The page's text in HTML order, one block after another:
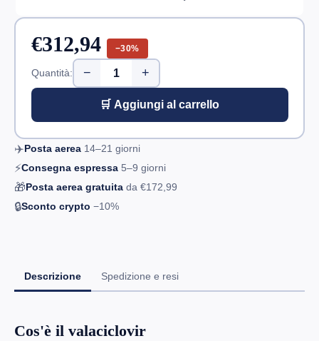
€312,94 −30%
Quantità: − +
🛒 Aggiungi al carrello
✈️Posta aerea 14–21 giorni
⚡Consegna espressa 5–9 giorni
🎁Posta aerea gratuita da €172,99
🔒Sconto crypto −10%
Descrizione Spedizione e resi
Cos'è il valaciclovir